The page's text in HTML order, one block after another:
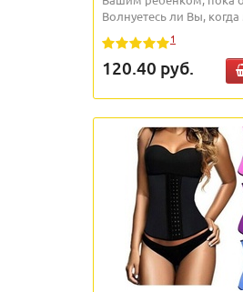
Волнуетесь ли Вы, когда
1
120.40 руб.